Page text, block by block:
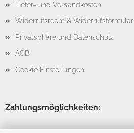
Liefer- und Versandkosten
Widerrufsrecht & Widerrufsformular
Privatsphäre und Datenschutz
AGB
Cookie Einstellungen
Zahlungsmöglichkeiten: